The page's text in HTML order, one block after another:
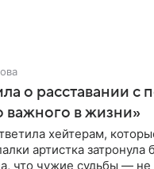
о расставании с
важного в жизни»
хейтерам,
артистка
что чужие судьбы — не